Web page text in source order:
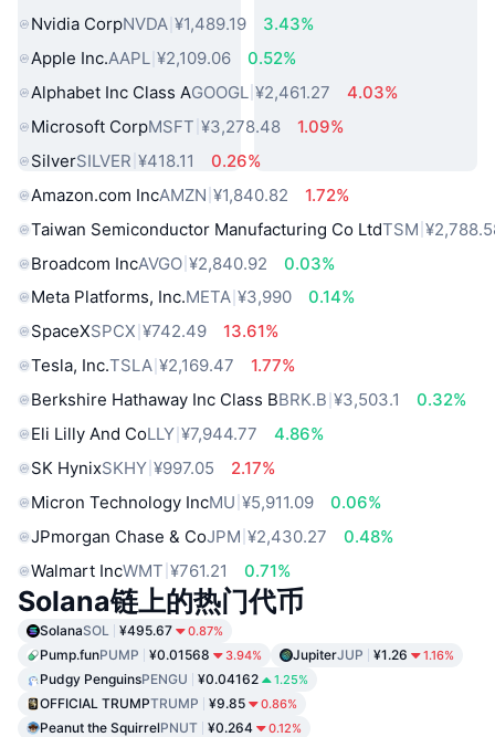
Nvidia CorpNVDA ¥1,489.19
3.43%
Apple Inc.AAPL ¥2,109.06
0.52%
Alphabet Inc Class AGOOGL ¥2,461.27
4.03%
Microsoft CorpMSFT ¥3,278.48
1.09%
SilverSILVER ¥418.11
0.26%
Amazon.com IncAMZN ¥1,840.82
1.72%
Taiwan Semiconductor Manufacturing Co LtdTSM
Broadcom IncAVGO ¥2,840.92
0.03%
Meta Platforms, Inc.META ¥3,990
0.14%
SpaceXSPCX ¥742.49
13.61%
Tesla, Inc.TSLA ¥2,169.47
1.77%
Berkshire Hathaway Inc Class BBRK.B ¥3,503.1
0.32%
Eli Lilly And CoLLY ¥7,944.77
4.86%
SK HynixSKHY ¥997.05
2.17%
Micron Technology IncMU ¥5,911.09
0.06%
JPmorgan Chase & CoJPM ¥2,430.27
0.48%
Walmart IncWMT ¥761.21 0.71%
Solana链上的热门代币
SolanaSOL ¥495.67 0.87%
Pump.funPUMP ¥0.01568 3.94% JupiterJUP ¥1.26 1.16%
Pudgy PenguinsPENGU ¥0.04162 1.25%
OFFICIAL TRUMPTRUMP ¥9.85 0.86%
Peanut the SquirrelPNUT ¥0.264 0.12%